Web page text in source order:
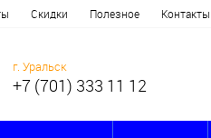
Скидки Полезное Контакты
г. Уральск
+7 (701) 333 11 12